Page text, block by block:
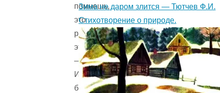
помнешь,
это
редиска,
это…
—
И
бабушка
Зима не даром злится — Тютчев Ф.И.
Стихотворение о природе.